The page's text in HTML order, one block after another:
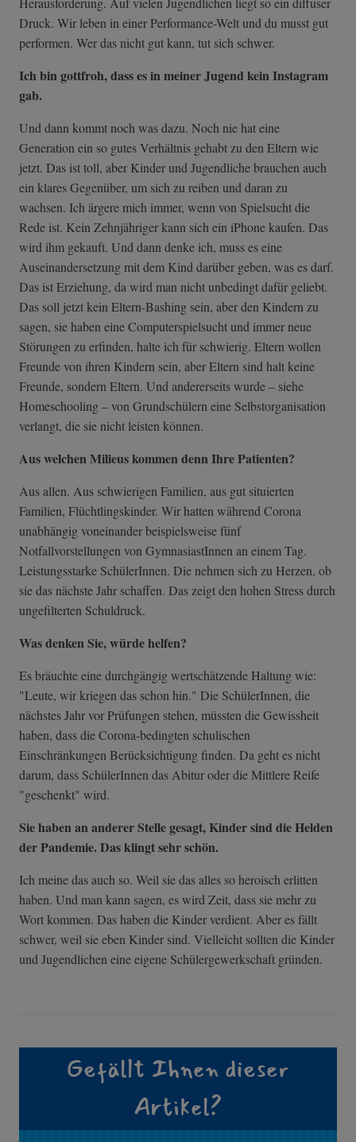
Druck. Wir leben in einer Performance-Welt und du musst gut
performen. Wer das nicht gut kann, tut sich schwer.
Ich bin gottfroh, dass es in meiner Jugend kein Instagram
gab.
Und dann kommt noch was dazu. Noch nie hat eine
Generation ein so gutes Verhältnis gehabt zu den Eltern wie
jetzt. Das ist toll, aber Kinder und Jugendliche brauchen auch
ein klares Gegenüber, um sich zu reiben und daran zu
wachsen. Ich ärgere mich immer, wenn von Spielsucht die
Rede ist. Kein Zehnjähriger kann sich ein iPhone kaufen. Das
wird ihm gekauft. Und dann denke ich, muss es eine
Auseinandersetzung mit dem Kind darüber geben, was es darf.
Das ist Erziehung, da wird man nicht unbedingt dafür geliebt.
Das soll jetzt kein Eltern-Bashing sein, aber den Kindern zu
sagen, sie haben eine Computerspielsucht und immer neue
Störungen zu erfinden, halte ich für schwierig. Eltern wollen
Freunde von ihren Kindern sein, aber Eltern sind halt keine
Freunde, sondern Eltern. Und andererseits wurde – siehe
Homeschooling – von Grundschülern eine Selbstorganisation
verlangt, die sie nicht leisten können.
Aus welchen Milieus kommen denn Ihre Patienten?
Aus allen. Aus schwierigen Familien, aus gut situierten
Familien, Flüchtlingskinder. Wir hatten während Corona
unabhängig voneinander beispielsweise fünf
Notfallvorstellungen von GymnasiastInnen an einem Tag.
Leistungsstarke SchülerInnen. Die nehmen sich zu Herzen, ob
sie das nächste Jahr schaffen. Das zeigt den hohen Stress durch
ungefilterten Schuldruck.
Was denken Sie, würde helfen?
Es bräuchte eine durchgängig wertschätzende Haltung wie:
"Leute, wir kriegen das schon hin." Die SchülerInnen, die
nächstes Jahr vor Prüfungen stehen, müssten die Gewissheit
haben, dass die Corona-bedingten schulischen
Einschränkungen Berücksichtigung finden. Da geht es nicht
darum, dass SchülerInnen das Abitur oder die Mittlere Reife
"geschenkt" wird.
Sie haben an anderer Stelle gesagt, Kinder sind die Helden
der Pandemie. Das klingt sehr schön.
Ich meine das auch so. Weil sie das alles so heroisch erlitten
haben. Und man kann sagen, es wird Zeit, dass sie mehr zu
Wort kommen. Das haben die Kinder verdient. Aber es fällt
schwer, weil sie eben Kinder sind. Vielleicht sollten die Kinder
und Jugendlichen eine eigene Schülergewerkschaft gründen.
Gefällt Ihnen dieser
Artikel?